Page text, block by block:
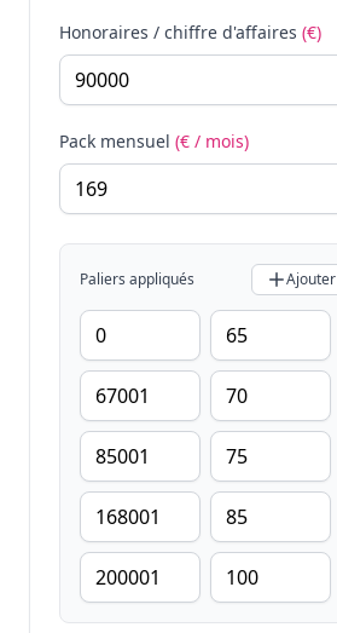
Honoraires / chiffre d'affaires (€)
Pack mensuel (€ / mois)
Paliers appliqués Ajouter